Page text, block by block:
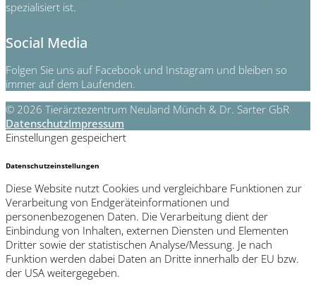
spezialisiert ist.
Social Media
Folgen Sie uns auf Facebook und Instagram und bleiben so
immer auf dem Laufenden.
© 2026 Tierärztezentrum Neuland Münch & Dr. Sarter GbR
DatenschutzImpressum
Einstellungen gespeichert
Datenschutzeinstellungen
Diese Website nutzt Cookies und vergleichbare Funktionen zur
Verarbeitung von Endgeräteinformationen und
personenbezogenen Daten. Die Verarbeitung dient der
Einbindung von Inhalten, externen Diensten und Elementen
Dritter sowie der statistischen Analyse/Messung. Je nach
Funktion werden dabei Daten an Dritte innerhalb der EU bzw.
der USA weitergegeben.